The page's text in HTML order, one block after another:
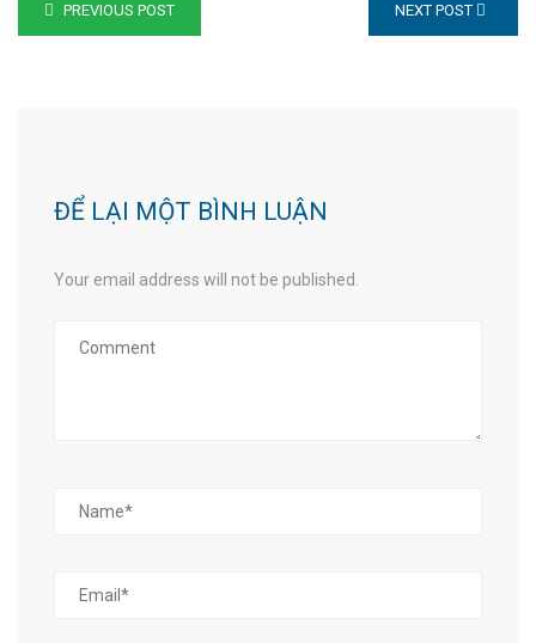
PREVIOUS POST NEXT POST
ĐỂ LẠI MỘT BÌNH LUẬN
Your email address will not be published.